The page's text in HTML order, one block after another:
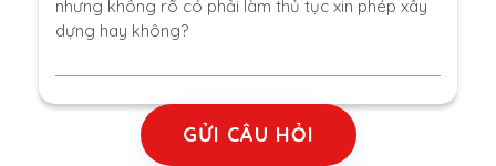
nhưng không rõ có phải làm thủ tục xin phép xây
dựng hay không?
GỬI CÂU HỎI